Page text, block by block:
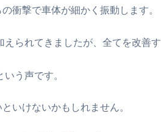
衝撃で車体が細かく振動します。
られてきましたが、全てを改善す
いう声です。
いけないかもしれません。